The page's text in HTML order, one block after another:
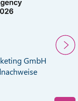
GmbH